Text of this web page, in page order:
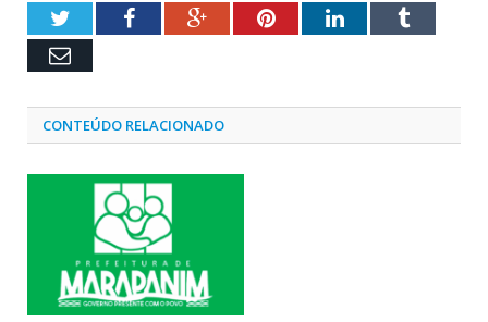
TwitterFacebookGoogle+PinterestLinkedInTumblr
Email
CONTEÚDO RELACIONADO